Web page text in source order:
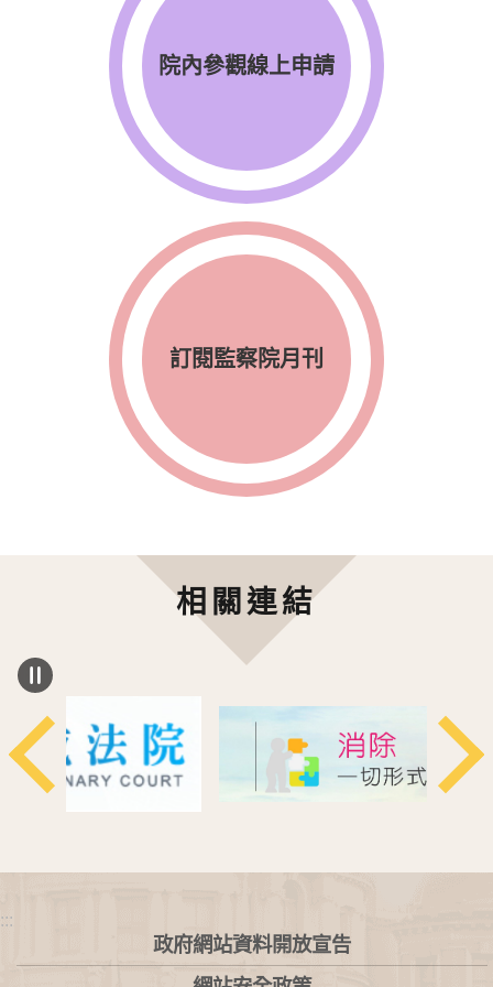
院內參觀線上申請
訂閱監察院月刊
相關連結
:::
政府網站資料開放宣告